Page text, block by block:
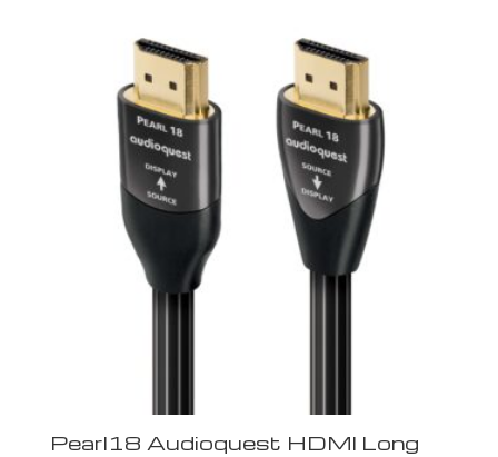
Pearl18 Audioquest HDMI Long